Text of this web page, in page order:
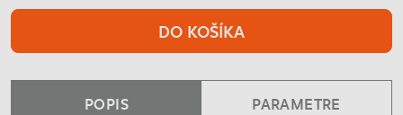
DO KOŠÍKA
POPIS PARAMETRE